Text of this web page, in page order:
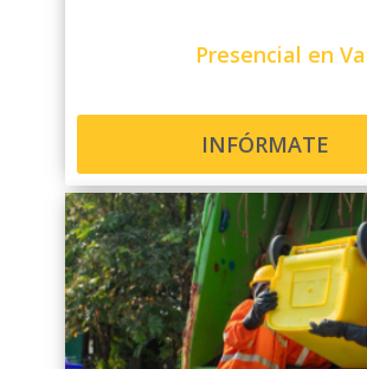
Presencial en
INFÓRMATE